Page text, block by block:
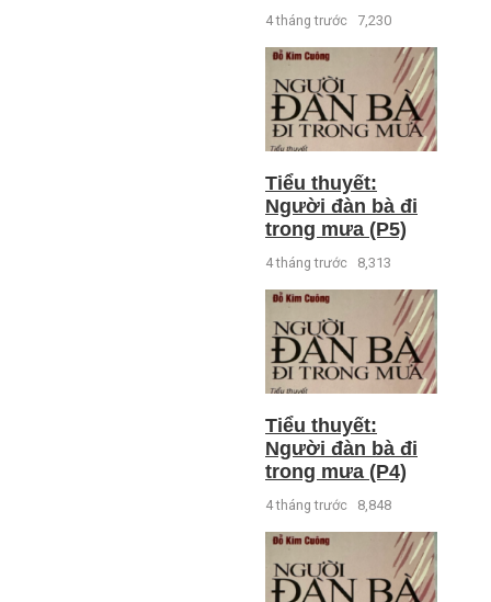
4 tháng trước 7,230
Tiểu thuyết:
Người đàn bà đi
trong mưa (P5)
4 tháng trước 8,313
Tiểu thuyết:
Người đàn bà đi
trong mưa (P4)
4 tháng trước 8,848